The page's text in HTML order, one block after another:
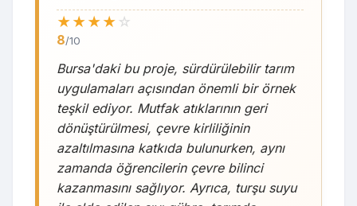
★★★★ ☆
8/10
Bursa'daki bu proje, sürdürülebilir tarım
uygulamaları açısından önemli bir örnek
teşkil ediyor. Mutfak atıklarının geri
dönüştürülmesi, çevre kirliliğinin
azaltılmasına katkıda bulunurken, aynı
zamanda öğrencilerin çevre bilinci
kazanmasını sağlıyor. Ayrıca, turşu suyu